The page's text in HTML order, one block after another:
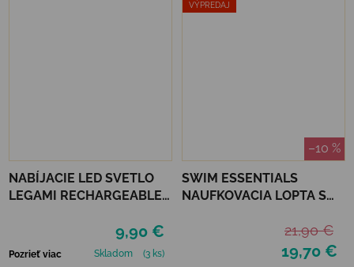
NABÍJACIE LED SVETLO
LEGAMI RECHARGEABLE
9,90 €
Pozrieť viac Skladom (3 ks)
VÝPREDAJ
–10 %
SWIM ESSENTIALS
NAUFKOVACIA LOPTA S
19,70 €
21,90 €